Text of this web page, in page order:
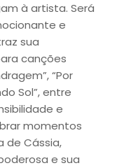
à artista. Será
e
sua
canções
“Por
Sol”, entre
e
momentos
de Cássia,
e sua